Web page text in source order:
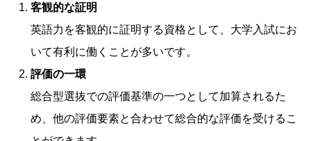
客観的な証明
英語力を客観的に証明する資格として、大学入試にお
いて有利に働くことが多いです。
評価の一環
総合型選抜での評価基準の一つとして加算されるた
め、他の評価要素と合わせて総合的な評価を受けるこ